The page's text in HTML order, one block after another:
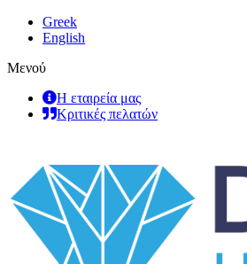
Greek
English
Μενού
Η εταιρεία μας
Κριτικές πελατών